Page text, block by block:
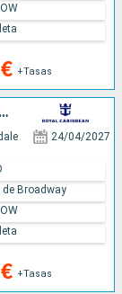
+Tasas
ISLAS TURCAS Y CAICOS, BAHAMAS, ESTADOS UNIDOS
24/04/2027
+Tasas
Broadway